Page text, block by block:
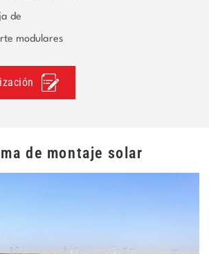
de
modulares
de montaje solar